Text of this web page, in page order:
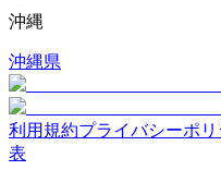
沖縄
沖縄県
利用規約プライバシーポリ
表